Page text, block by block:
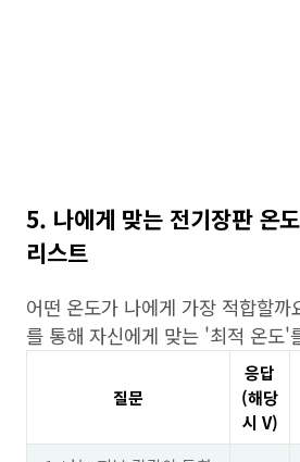
5. 나에게 맞는 전기장판 온
리스트
어떤 온도가 나에게 가장 적합할까
를 통해 자신에게 맞는 '최적 온도'
질문
응답
(해당
시 V)